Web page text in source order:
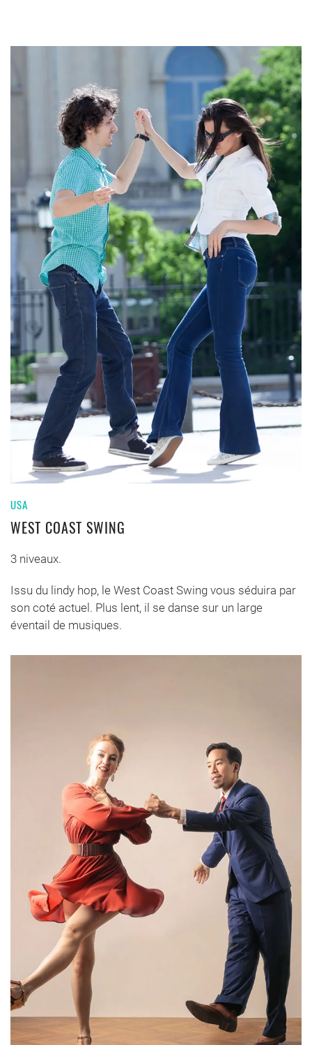
USA
WEST COAST SWING
3 niveaux.
Issu du lindy hop, le West Coast Swing vous séduira par
son coté actuel. Plus lent, il se danse sur un large
éventail de musiques.